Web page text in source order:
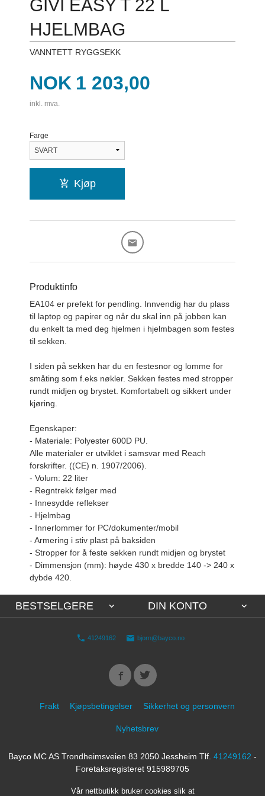
GIVI EASY T 22 L
HJELMBAG
VANNTETT RYGGSEKK
Pris
NOK 1 203,00
inkl. mva.
Farge
Kjøp
Produktinfo
EA104 er prefekt for pendling. Innvendig har du plass
til laptop og papirer og når du skal inn på jobben kan
du enkelt ta med deg hjelmen i hjelmbagen som festes
til sekken.
I siden på sekken har du en festesnor og lomme for
småting som f.eks nøkler. Sekken festes med stropper
rundt midjen og brystet. Komfortabelt og sikkert under
kjøring.
Egenskaper:
- Materiale: Polyester 600D PU.
Alle materialer er utviklet i samsvar med Reach
forskrifter. ((CE) n. 1907/2006).
- Volum: 22 liter
- Regntrekk følger med
- Innesydde reflekser
- Hjelmbag
- Innerlommer for PC/dokumenter/mobil
- Armering i stiv plast på baksiden
- Stropper for å feste sekken rundt midjen og brystet
- Dimmensjon (mm): høyde 430 x bredde 140 -> 240 x
dybde 420.
BESTSELGERE DIN KONTO
41249162 bjorn@bayco.no
Frakt Kjøpsbetingelser Sikkerhet og personvern
Nyhetsbrev
Bayco MC AS Trondheimsveien 83 2050 Jessheim Tlf. 41249162 -
Foretaksregisteret 915989705
Vår nettbutikk bruker cookies slik at